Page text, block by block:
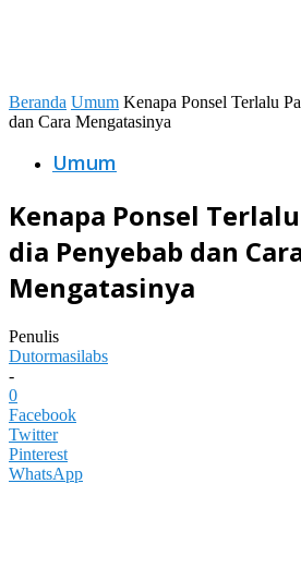
Beranda Umum Kenapa Ponsel Terlalu
dan Cara Mengatasinya
Umum
Kenapa Ponsel
dia Penyebab dan
Mengatasinya
Penulis
Dutormasilabs
-
0
Facebook
Twitter
Pinterest
WhatsApp